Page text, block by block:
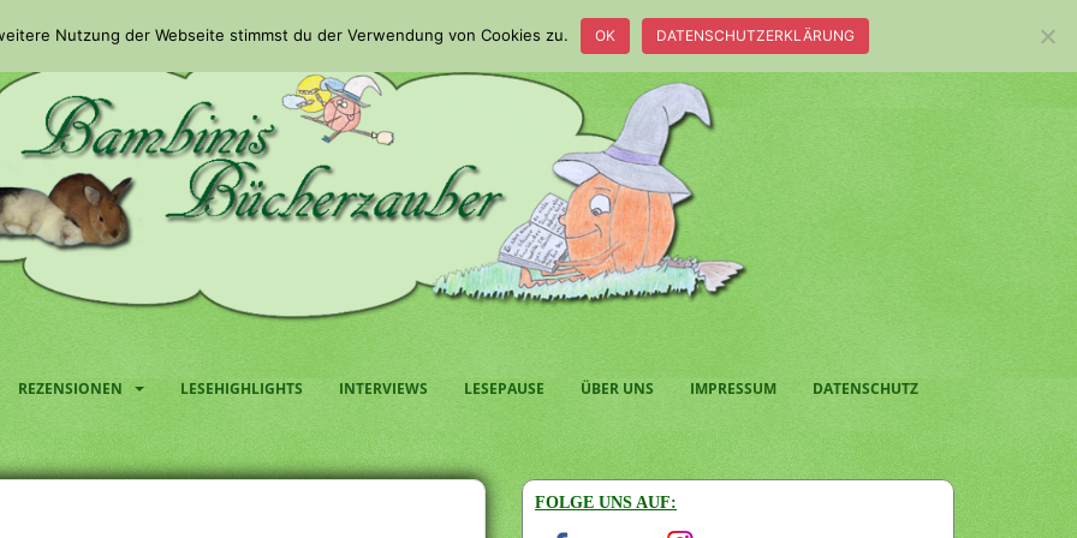
REZENSIONEN LESEHIGHLIGHTS INTERVIEWS LESEPAUSE ÜBER UNS IMPRESSUM DATENSCHUTZ
FOLGE UNS AUF:
Nutzung der Webseite stimmst du der Verwendung von Cookies zu. OK DATENSCHUTZERKLÄRUNG